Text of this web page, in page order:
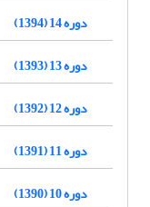
دوره 14 (1394)
دوره 13 (1393)
دوره 12 (1392)
دوره 11 (1391)
دوره 10 (1390)